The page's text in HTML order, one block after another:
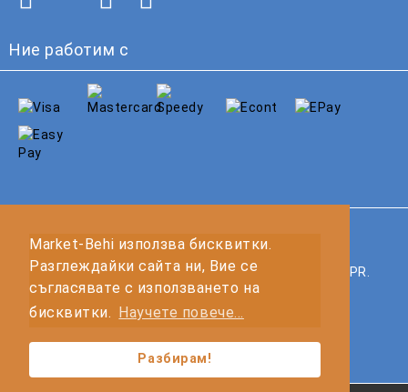
Market-Behi използва бисквитки.
Разглеждайки сайта ни, Вие се
съгласявате с използването на
бисквитки.
Научете повече...
Разбирам!
Ние работим с
Нашият онлайн магазин е 100% съобразен с GDPR.
Моите лични данни